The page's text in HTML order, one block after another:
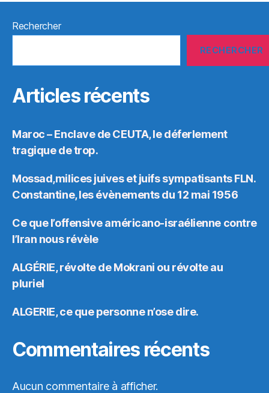
Rechercher
RECHERCHER
Articles récents
Maroc – Enclave de CEUTA, le déferlement
tragique de trop.
Mossad,milices juives et juifs sympatisants FLN.
Constantine, les évènements du 12 mai 1956
Ce que l’offensive américano-israélienne contre
l’Iran nous révèle
ALGÉRIE, révolte de Mokrani ou révolte au
pluriel
ALGERIE, ce que personne n’ose dire.
Commentaires récents
Aucun commentaire à afficher.